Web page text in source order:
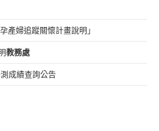
產婦追蹤關懷計畫說明」
教務處
成績查詢公告